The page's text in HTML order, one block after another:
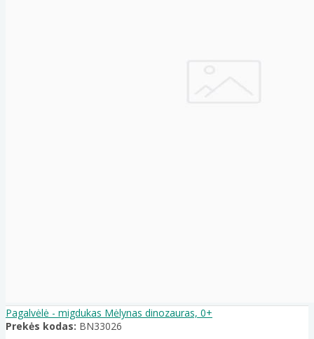
Pagalvėlė - migdukas Mėlynas dinozauras, 0+
Prekės kodas: BN33026